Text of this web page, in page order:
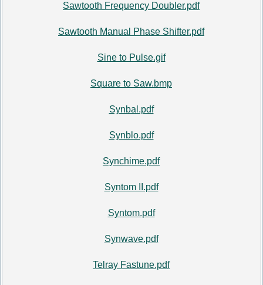
Sawtooth Frequency Doubler.pdf
Sawtooth Manual Phase Shifter.pdf
Sine to Pulse.gif
Square to Saw.bmp
Synbal.pdf
Synblo.pdf
Synchime.pdf
Syntom II.pdf
Syntom.pdf
Synwave.pdf
Telray Fastune.pdf